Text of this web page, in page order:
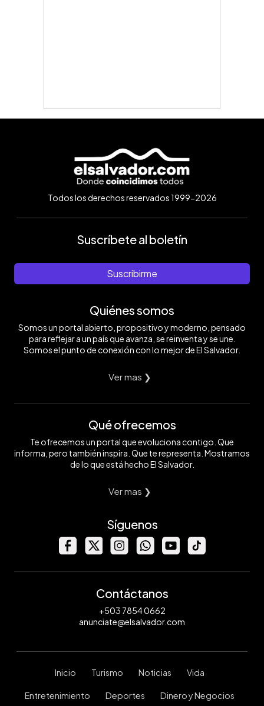
Todos los derechos reservados 1999-2026
Suscríbete al boletín
Suscribirme
Quiénes somos
Somos un portal abierto, propositivo y moderno, pensado
para reflejar a un país que avanza, se reinventa y se une.
Somos el punto de conexión con lo mejor de El Salvador.
Ver mas ❯
Qué ofrecemos
Te ofrecemos un portal que evoluciona contigo. Que
informa, pero también inspira. Que te representa. Mostramos
de lo que está hecho El Salvador.
Ver mas ❯
Síguenos
Contáctanos
+503 7854 0662
anunciate@elsalvador.com
Inicio Turismo Noticias Vida
Entretenimiento Deportes Dinero y Negocios